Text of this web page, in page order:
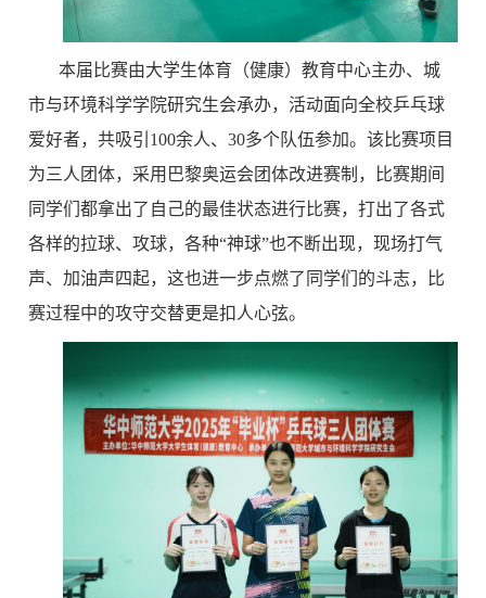
本届比赛由大学生体育（健康）教育中心主办、城
市与环境科学学院研究生会承办，活动面向全校乒乓球
爱好者，共吸引 100余人、30多个队伍参加。该比赛项目
为三人团体，采用巴黎奥运会团体改进赛制，比赛期间
同学们都拿出了自己的最佳状态进行比赛，打出了各式
各样的拉球、攻球，各种“神球”也不断出现，现场打气
声、加油声四起，这也进一步点燃了同学们的斗志，比
赛过程中的攻守交替更是扣人心弦。